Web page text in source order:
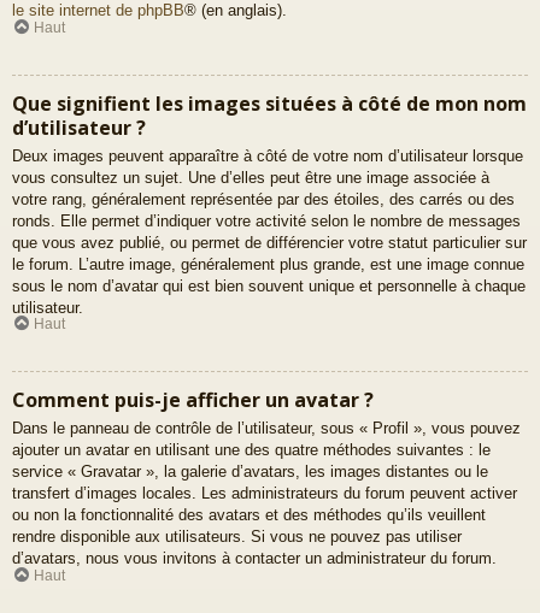
le site internet de phpBB® (en anglais).
Haut
Que signifient les images situées à côté de mon nom
d’utilisateur ?
Deux images peuvent apparaître à côté de votre nom d’utilisateur lorsque
vous consultez un sujet. Une d’elles peut être une image associée à
votre rang, généralement représentée par des étoiles, des carrés ou des
ronds. Elle permet d’indiquer votre activité selon le nombre de messages
que vous avez publié, ou permet de différencier votre statut particulier sur
le forum. L’autre image, généralement plus grande, est une image connue
sous le nom d’avatar qui est bien souvent unique et personnelle à chaque
utilisateur.
Haut
Comment puis-je afficher un avatar ?
Dans le panneau de contrôle de l’utilisateur, sous « Profil », vous pouvez
ajouter un avatar en utilisant une des quatre méthodes suivantes : le
service « Gravatar », la galerie d’avatars, les images distantes ou le
transfert d’images locales. Les administrateurs du forum peuvent activer
ou non la fonctionnalité des avatars et des méthodes qu’ils veuillent
rendre disponible aux utilisateurs. Si vous ne pouvez pas utiliser
d’avatars, nous vous invitons à contacter un administrateur du forum.
Haut